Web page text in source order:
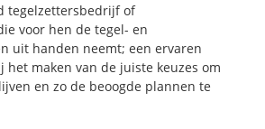
tegelzettersbedrijf of
voor hen de tegel- en
uit handen neemt; een ervaren
het maken van de juiste keuzes om
en zo de beoogde plannen te